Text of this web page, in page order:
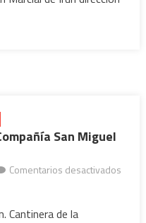
San Miguel
Comentarios desactivados
Cantinera de la